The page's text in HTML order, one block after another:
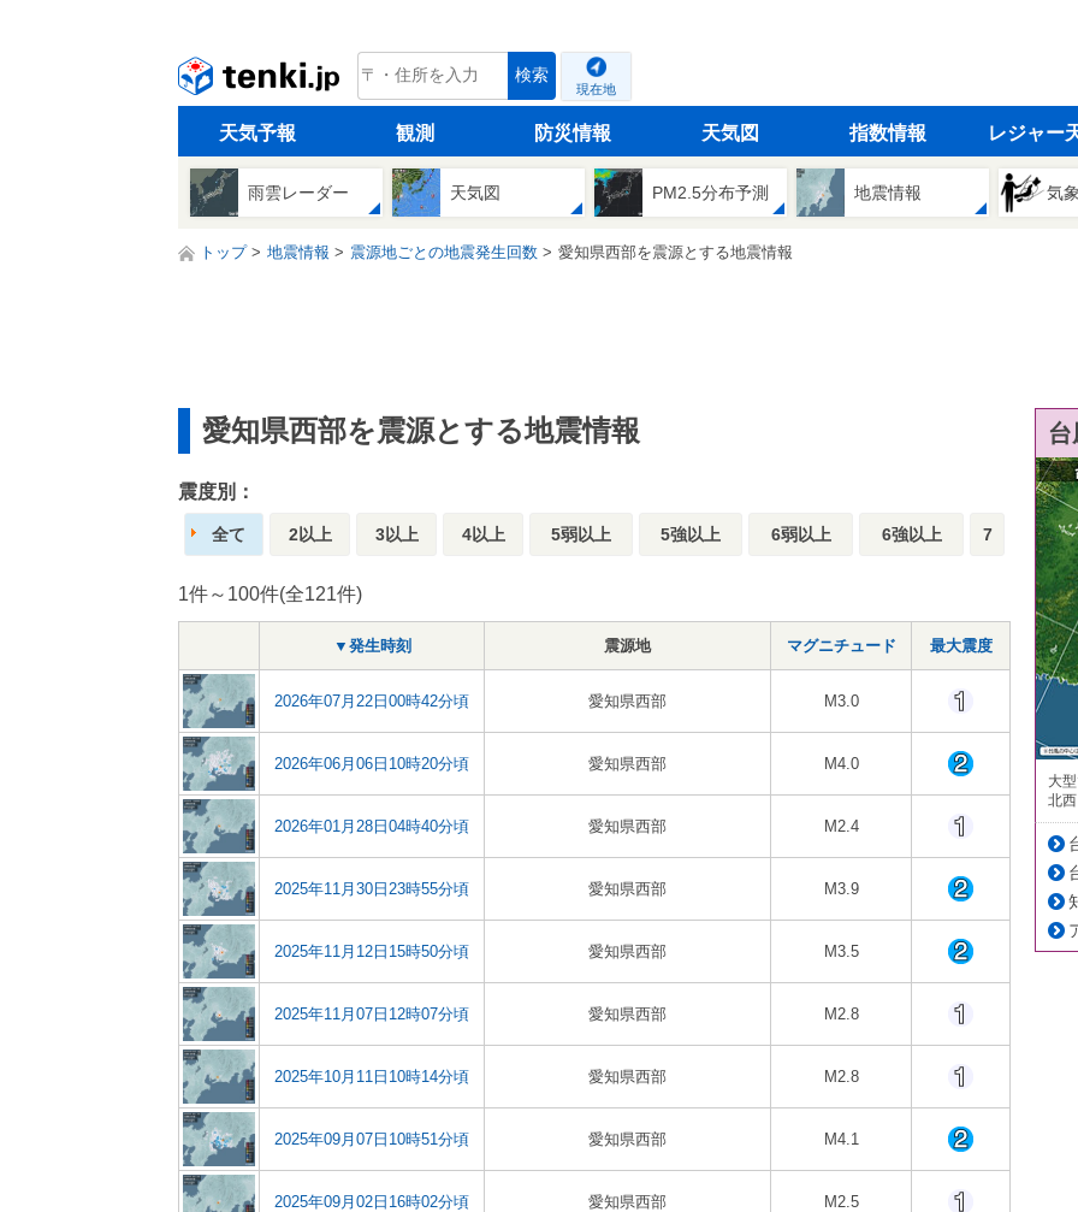
tenki.jp 検索
現在地
天気予報 観測 防災情報 天気図 指数情報 レジャー
雨雲レーダー 天気図 PM2.5分布予測 地震情報 気
トップ 地震情報 震源地ごとの地震発生回数 愛知県西部を震源とする地震情報
愛知県西部を震源とする地震情報
震度別：
全て 2以上 3以上 4以上 5弱以上 5強以上 6弱以上 6強以上 7
1件～100件(全121件)
▼発生時刻 震源地 マグニチュード 最大震度
2026年07月22日00時42分頃 愛知県西部 M3.0
2026年06月06日10時20分頃 愛知県西部 M4.0
2026年01月28日04時40分頃 愛知県西部 M2.4
2025年11月30日23時55分頃 愛知県西部 M3.9
2025年11月12日15時50分頃 愛知県西部 M3.5
2025年11月07日12時07分頃 愛知県西部 M2.8
2025年10月11日10時14分頃 愛知県西部 M2.8
2025年09月07日10時51分頃 愛知県西部 M4.1
2025年09月02日16時02分頃 愛知県西部 M2.5
大
北